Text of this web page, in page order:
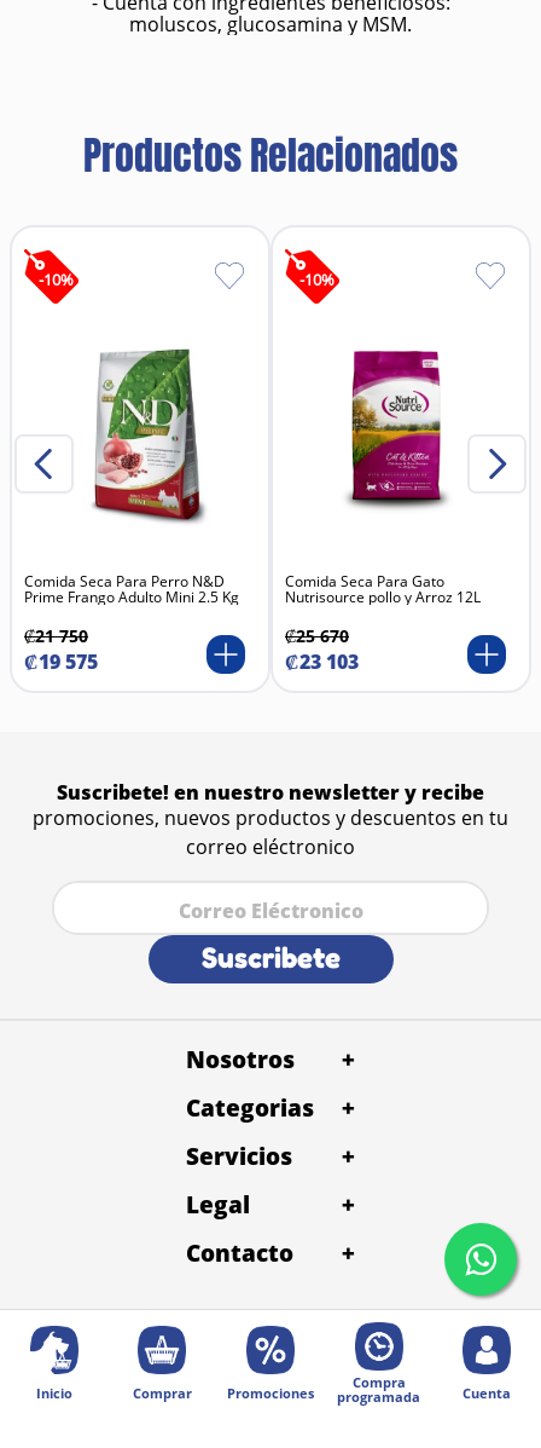
Inicio Comprar Promociones
Compra
programada
Cuenta
moluscos, glucosamina y MSM.
Productos Relacionados
-10%
Comida Seca Para Perro N&D
Prime Frango Adulto Mini 2.5 Kg
₡21 750
₡19575
-10%
Comida Seca Para Gato
Nutrisource pollo y Arroz 12L
₡25 670
₡23103
Suscribete! en nuestro newsletter y recibe
promociones, nuevos productos y descuentos en tu
correo eléctronico
Suscribete
Nosotros
+
Categorias
+
Servicios
+
Legal
+
Contacto
+